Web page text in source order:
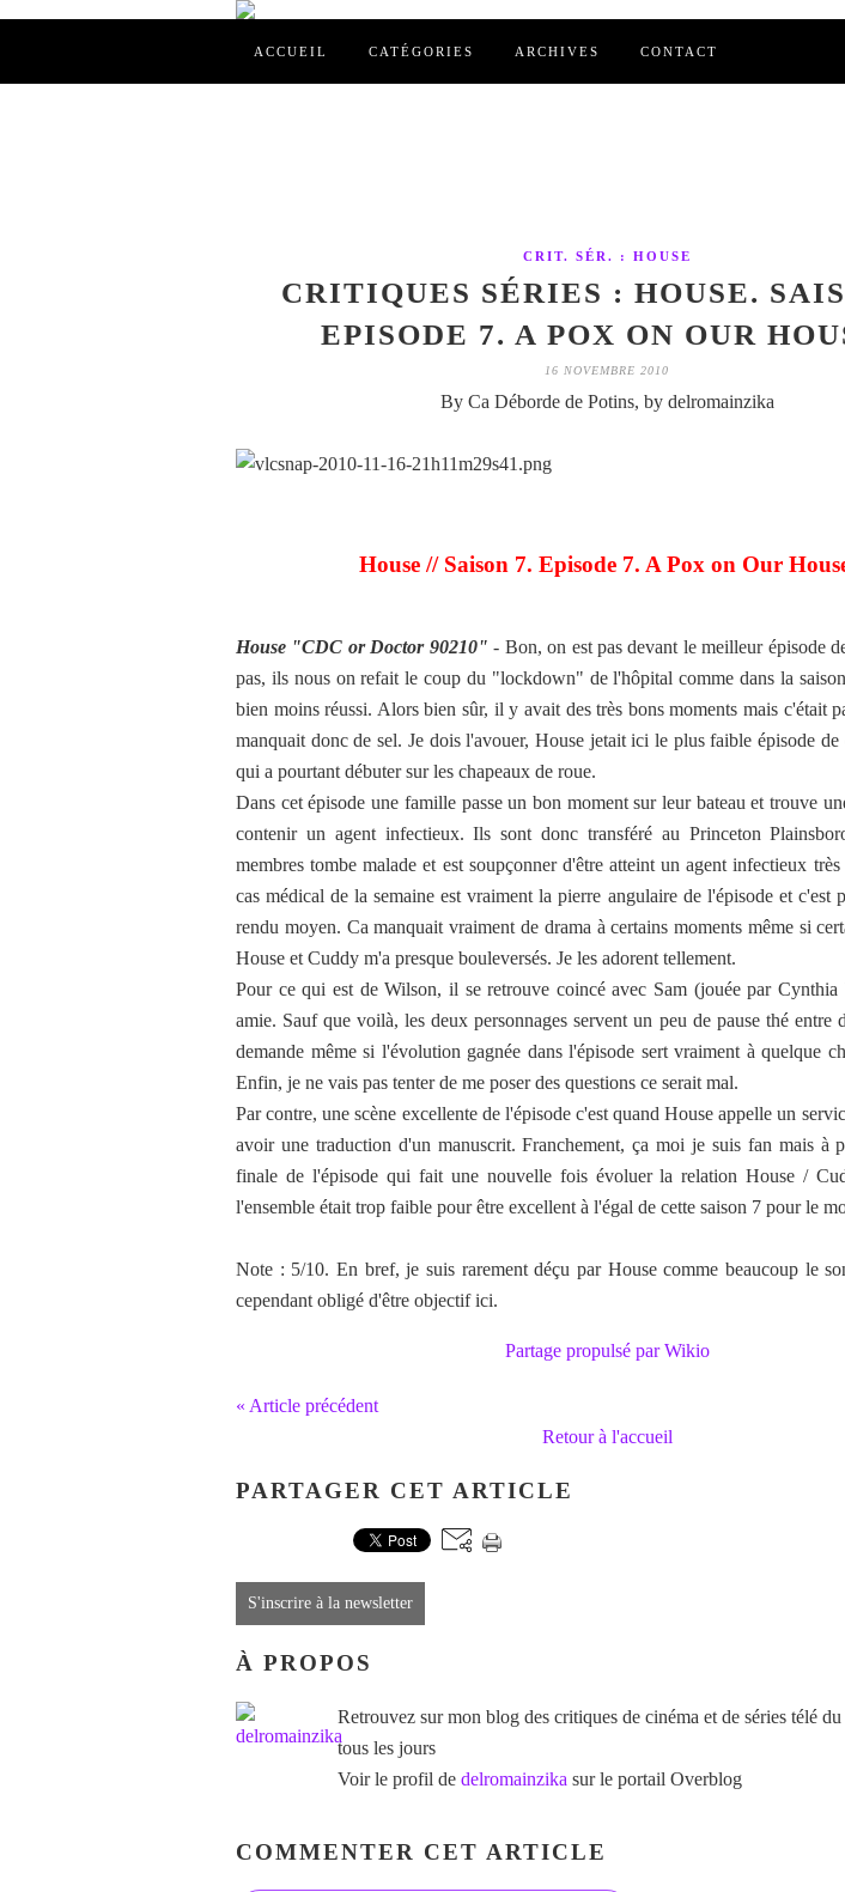
ACCUEIL CATÉGORIES ARCHIVES CONTACT
CRIT. SÉR. : HOUSE
CRITIQUES SÉRIES : HOUSE.
EPISODE 7. A POX ON OUR
16 NOVEMBRE 2010
By Ca Déborde de Potins, by delromainzika
House // Saison 7. Episode 7. A Pox on Our
House "CDC or Doctor 90210" - Bon, on est pas devant le meilleur épisode
pas, ils nous on refait le coup du "lockdown" de l'hôpital comme dans la
bien moins réussi. Alors bien sûr, il y avait des très bons moments mais c'était
manquait donc de sel. Je dois l'avouer, House jetait ici le plus faible épisode de
qui a pourtant débuter sur les chapeaux de roue.
Dans cet épisode une famille passe un bon moment sur leur bateau et trouve
contenir un agent infectieux. Ils sont donc transféré au Princeton
membres tombe malade et est soupçonner d'être atteint un agent infectieux
cas médical de la semaine est vraiment la pierre angulaire de l'épisode et c'est
rendu moyen. Ca manquait vraiment de drama à certains moments même si
House et Cuddy m'a presque bouleversés. Je les adorent tellement.
Pour ce qui est de Wilson, il se retrouve coincé avec Sam (jouée par Cynthia
amie. Sauf que voilà, les deux personnages servent un peu de pause thé entre
demande même si l'évolution gagnée dans l'épisode sert vraiment à quelque
Enfin, je ne vais pas tenter de me poser des questions ce serait mal.
Par contre, une scène excellente de l'épisode c'est quand House appelle un
avoir une traduction d'un manuscrit. Franchement, ça moi je suis fan mais à
finale de l'épisode qui fait une nouvelle fois évoluer la relation House /
l'ensemble était trop faible pour être excellent à l'égal de cette saison 7 pour le
Note : 5/10. En bref, je suis rarement déçu par House comme beaucoup le
cependant obligé d'être objectif ici.
Partage propulsé par Wikio
« Article précédent
Retour à l'accueil
PARTAGER CET ARTICLE
S'inscrire à la newsletter
À PROPOS
Retrouvez sur mon blog des critiques de cinéma et de séries télé
tous les jours
Voir le profil de delromainzika sur le portail Overblog
COMMENTER CET ARTICLE